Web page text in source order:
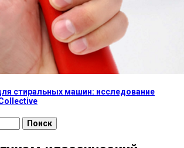
стиральных машин: исследование